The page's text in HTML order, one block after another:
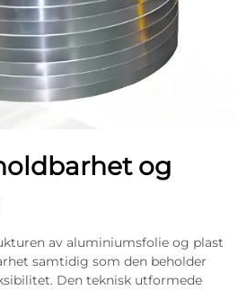
og
av aluminiumsfolie og plast
samtidig som den beholder
Den teknisk utformede